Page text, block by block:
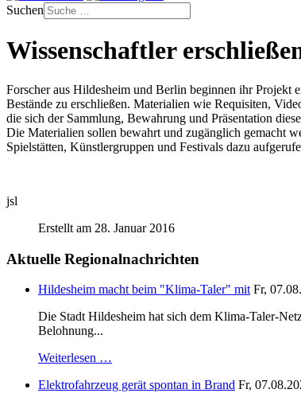
Suchen
Wissenschaftler
Forscher aus Hildesheim und Berlin beginnen ihr Projekt
Bestände zu erschließen. Materialien wie Requisiten,
die sich der Sammlung, Bewahrung und Präsentation
Die Materialien sollen bewahrt und zugänglich gemacht
Spielstätten, Künstlergruppen und Festivals dazu
jsl
Erstellt am 28. Januar 2016
Aktuelle Regionalnachrichten
Hildesheim macht beim "Klima-Taler" mit Fr,
Die Stadt Hildesheim hat sich dem Klima-Taler-
Belohnung...
Weiterlesen …
Elektrofahrzeug gerät spontan in Brand Fr,